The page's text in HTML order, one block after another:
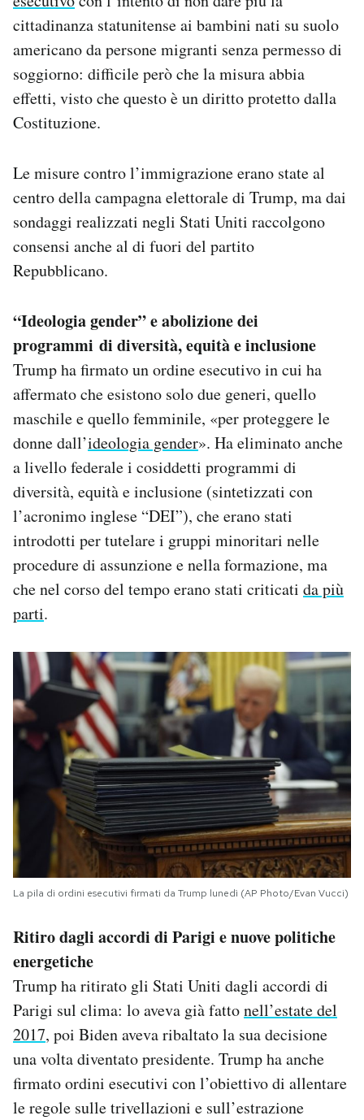
cittadinanza statunitense ai bambini nati su suolo
americano da persone migranti senza permesso di
soggiorno: difficile però che la misura abbia
effetti, visto che questo è un diritto protetto dalla
Costituzione.
Le misure contro l’immigrazione erano state al
centro della campagna elettorale di Trump, ma dai
sondaggi realizzati negli Stati Uniti raccolgono
consensi anche al di fuori del partito
Repubblicano.
“Ideologia gender” e abolizione dei
programmi di diversità, equità e inclusione
Trump ha firmato un ordine esecutivo in cui ha
affermato che esistono solo due generi, quello
maschile e quello femminile, «per proteggere le
donne dall’ideologia gender». Ha eliminato anche
a livello federale i cosiddetti programmi di
diversità, equità e inclusione (sintetizzati con
l’acronimo inglese “DEI”), che erano stati
introdotti per tutelare i gruppi minoritari nelle
procedure di assunzione e nella formazione, ma
che nel corso del tempo erano stati criticati da più
parti.
La pila di ordini esecutivi firmati da Trump lunedì (AP Photo/Evan Vucci)
Ritiro dagli accordi di Parigi e nuove politiche
energetiche
Trump ha ritirato gli Stati Uniti dagli accordi di
Parigi sul clima: lo aveva già fattonell’estate del
2017, poi Biden aveva ribaltato la sua decisione
una volta diventato presidente. Trump ha anche
firmato ordini esecutivi con l’obiettivo di allentare
le regole sulle trivellazioni e sull’estrazione